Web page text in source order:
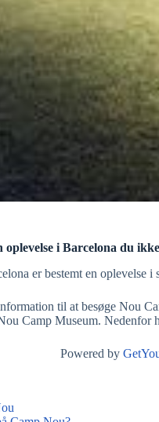
oplevelse i Barcelona du
er bestemt en
til at besøge Nou
Camp Museum.
Powered by